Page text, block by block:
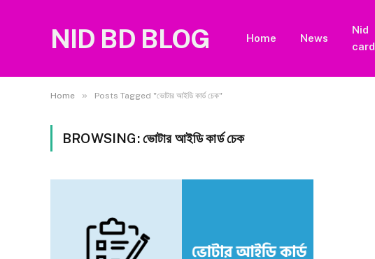
NID BD BLOG Home News
Nid
card
Home » Posts Tagged "ভোটার আইডি কার্ড চেক"
BROWSING:ভোটার আইডি কার্ড চেক